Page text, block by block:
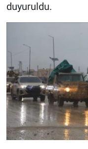
duyuruldu.